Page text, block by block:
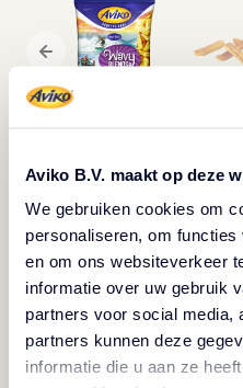
Aviko B.V. maakt op deze
We gebruiken cookies om
personaliseren, om
en om ons websiteverkeer
informatie over uw gebruik
partners voor social media,
partners kunnen deze
informatie die u aan ze
Beschrijving
Warm je menu op met
Frites! Deze frietjes zijn
paprika, waardoor ze
voor het creëren van
gerechten. De unieke